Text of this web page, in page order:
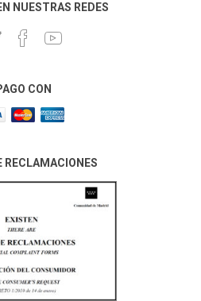
NUESTRAS REDES
CON
RECLAMACIONES